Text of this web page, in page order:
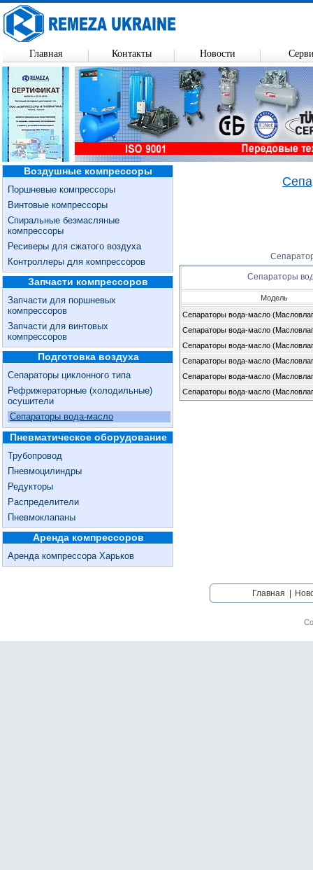
Воздушные компрессоры
Поршневые компрессоры
Винтовые компрессоры
Спиральные безмасляные
компрессоры
Ресиверы для сжатого воздуха
Контроллеры для компрессоров
Запчасти компрессоров
Запчасти для поршневых
компрессоров
Запчасти для винтовых
компрессоров
Подготовка воздуха
Сепараторы циклонного типа
Рефрижераторные (холодильные)
осушители
Сепараторы вода-масло
Пневматическое оборудование
Трубопровод
Пневмоцилиндры
Редукторы
Распределители
Пневмоклапаны
Аренда компрессоров
Аренда компрессора Харьков
Сепараторы
Модель
Сепараторы вода-масло
Сепараторы вода-масло
Сепараторы вода-масло
Сепараторы вода-масло
Сепараторы вода-масло
Сепараторы вода-масло
Главная Контакты Новости
Главная